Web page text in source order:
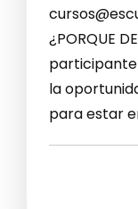
¿PORQUE
la
para estar